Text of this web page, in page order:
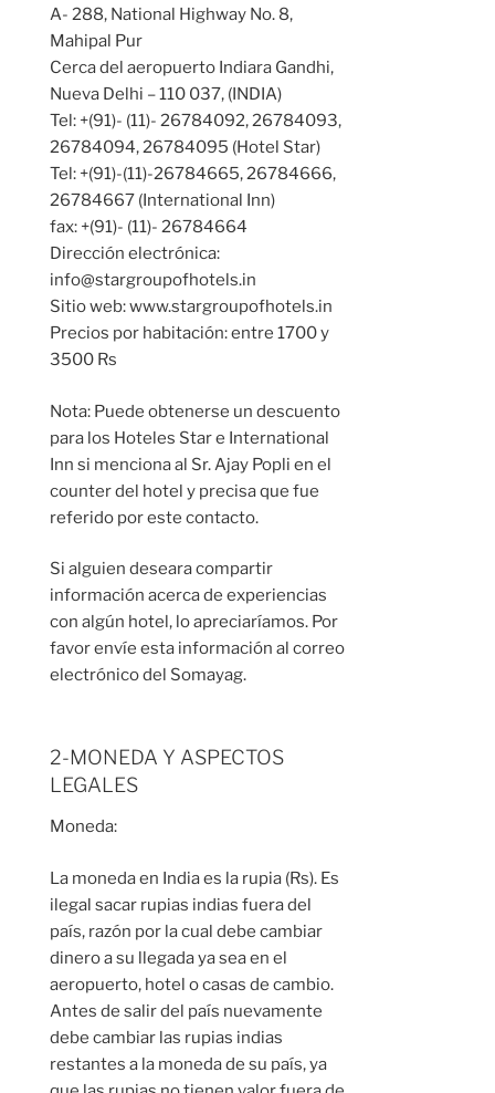
A- 288, National Highway No. 8,
Mahipal Pur
Cerca del aeropuerto Indiara Gandhi,
Nueva Delhi – 110 037, (INDIA)
Tel: +(91)- (11)- 26784092, 26784093,
26784094, 26784095 (Hotel Star)
Tel: +(91)-(11)-26784665, 26784666,
26784667 (International Inn)
fax: +(91)- (11)- 26784664
Dirección electrónica:
info@stargroupofhotels.in
Sitio web: www.stargroupofhotels.in
Precios por habitación: entre 1700 y
3500 Rs
Nota: Puede obtenerse un descuento
para los Hoteles Star e International
Inn si menciona al Sr. Ajay Popli en el
counter del hotel y precisa que fue
referido por este contacto.
Si alguien deseara compartir
información acerca de experiencias
con algún hotel, lo apreciaríamos. Por
favor envíe esta información al correo
electrónico del Somayag.
2-MONEDA Y ASPECTOS
LEGALES
Moneda:
La moneda en India es la rupia (Rs). Es
ilegal sacar rupias indias fuera del
país, razón por la cual debe cambiar
dinero a su llegada ya sea en el
aeropuerto, hotel o casas de cambio.
Antes de salir del país nuevamente
debe cambiar las rupias indias
restantes a la moneda de su país, ya